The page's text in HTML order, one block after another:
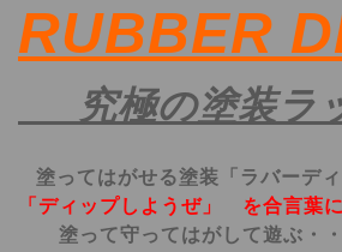
RUBBER
究極の塗装ラ
塗ってはがせる塗装「ラバーデ
「ディップしようぜ」 を合言葉
塗って守ってはがして遊ぶ・・